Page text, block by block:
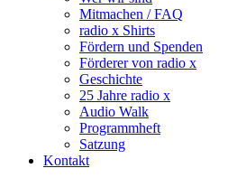
Mitmachen / FAQ
radio x Shirts
Fördern und Spenden
Förderer von radio x
Geschichte
25 Jahre radio x
Audio Walk
Programmheft
Satzung
Kontakt